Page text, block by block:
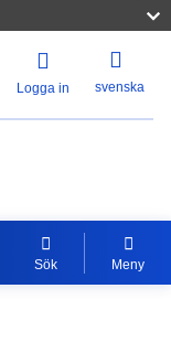
Logga in svenska
Sök Meny